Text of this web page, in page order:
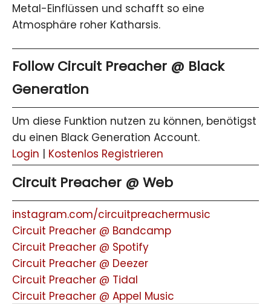
Metal-Einflüssen und schafft so eine
Atmosphäre roher Katharsis.
Follow Circuit Preacher @ Black
Generation
Um diese Funktion nutzen zu können, benötigst
du einen Black Generation Account.
Login | Kostenlos Registrieren
Circuit Preacher @ Web
instagram.com/circuitpreachermusic
Circuit Preacher @ Bandcamp
Circuit Preacher @ Spotify
Circuit Preacher @ Deezer
Circuit Preacher @ Tidal
Circuit Preacher @ Appel Music